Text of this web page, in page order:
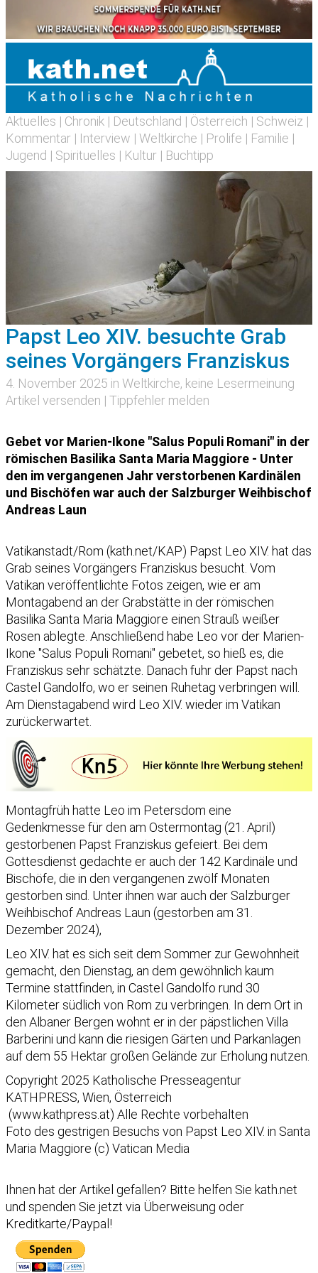
Aktuelles | Chronik | Deutschland | Österreich | Schweiz |
Kommentar | Interview | Weltkirche | Prolife | Familie |
Jugend | Spirituelles | Kultur | Buchtipp
Papst Leo XIV. besuchte Grab
seines Vorgängers Franziskus
4. November 2025 in Weltkirche, keine Lesermeinung
Artikel versenden | Tippfehler melden
Gebet vor Marien-Ikone "Salus Populi Romani" in der
römischen Basilika Santa Maria Maggiore - Unter
den im vergangenen Jahr verstorbenen Kardinälen
und Bischöfen war auch der Salzburger Weihbischof
Andreas Laun
Vatikanstadt/Rom (kath.net/KAP) Papst Leo XIV. hat das
Grab seines Vorgängers Franziskus besucht. Vom
Vatikan veröffentlichte Fotos zeigen, wie er am
Montagabend an der Grabstätte in der römischen
Basilika Santa Maria Maggiore einen Strauß weißer
Rosen ablegte. Anschließend habe Leo vor der Marien-
Ikone "Salus Populi Romani" gebetet, so hieß es, die
Franziskus sehr schätzte. Danach fuhr der Papst nach
Castel Gandolfo, wo er seinen Ruhetag verbringen will.
Am Dienstagabend wird Leo XIV. wieder im Vatikan
zurückerwartet.
Montagfrüh hatte Leo im Petersdom eine
Gedenkmesse für den am Ostermontag (21. April)
gestorbenen Papst Franziskus gefeiert. Bei dem
Gottesdienst gedachte er auch der 142 Kardinäle und
Bischöfe, die in den vergangenen zwölf Monaten
gestorben sind. Unter ihnen war auch der Salzburger
Weihbischof Andreas Laun (gestorben am 31.
Dezember 2024),
Leo XIV. hat es sich seit dem Sommer zur Gewohnheit
gemacht, den Dienstag, an dem gewöhnlich kaum
Termine stattfinden, in Castel Gandolfo rund 30
Kilometer südlich von Rom zu verbringen. In dem Ort in
den Albaner Bergen wohnt er in der päpstlichen Villa
Barberini und kann die riesigen Gärten und Parkanlagen
auf dem 55 Hektar großen Gelände zur Erholung nutzen.
Copyright 2025 Katholische Presseagentur
KATHPRESS, Wien, Österreich
(www.kathpress.at) Alle Rechte vorbehalten
Foto des gestrigen Besuchs von Papst Leo XIV. in Santa
Maria Maggiore (c) Vatican Media
Ihnen hat der Artikel gefallen? Bitte helfen Sie kath.net
und spenden Sie jetzt via Überweisung oder
Kreditkarte/Paypal!